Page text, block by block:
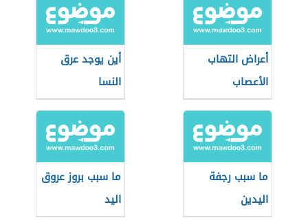
أعراض التهاب
الأعصاب
أين يوجد عرق
النسا
ما سبب رجفة
اليدين
ما سبب بروز عروق
اليد